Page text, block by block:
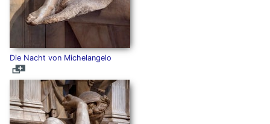
Die Nacht von Michelangelo